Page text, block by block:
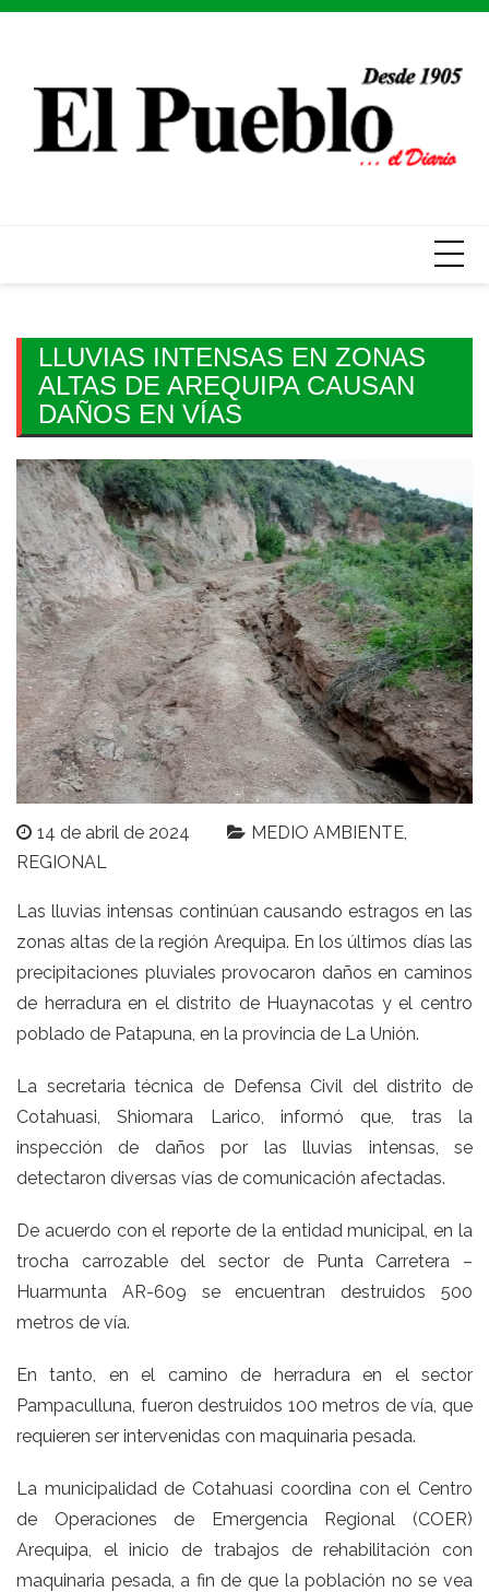
Skip
LLUVIAS INTENSAS EN ZONAS
ALTAS DE AREQUIPA CAUSAN
DAÑOS EN VÍAS
14 de abril de 2024
MEDIO AMBIENTE
REGIONAL
Las lluvias intensas continúan causando estragos en las
zonas altas de la región Arequipa. En los últimos días las
precipitaciones pluviales provocaron daños en caminos
de herradura en el distrito de Huaynacotas y el centro
poblado de Patapuna, en la provincia de La Unión.
La secretaria técnica de Defensa Civil del distrito de
Cotahuasi, Shiomara Larico, informó que, tras la
inspección de daños por las lluvias intensas, se
detectaron diversas vías de comunicación afectadas.
De acuerdo con el reporte de la entidad municipal, en la
trocha carrozable del sector de Punta Carretera –
Huarmunta AR-609 se encuentran destruidos 500
metros de vía.
En tanto, en el camino de herradura en el sector
Pampaculluna, fueron destruidos 100 metros de vía, que
requieren ser intervenidas con maquinaria pesada.
La municipalidad de Cotahuasi coordina con el Centro
de Operaciones de Emergencia Regional (COER)
Arequipa, el inicio de trabajos de rehabilitación con
maquinaria pesada, a fin de que la población no se vea